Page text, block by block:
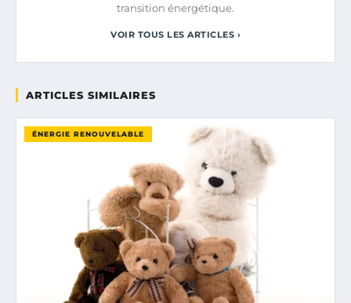
transition énergétique.
VOIR TOUS LES ARTICLES ›
ARTICLES SIMILAIRES
ÉNERGIE RENOUVELABLE